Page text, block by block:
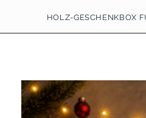
HOLZ-GESCHENKBOX